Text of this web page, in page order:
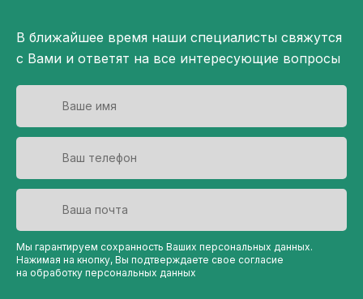
В ближайшее время наши специалисты свяжутся
с Вами и ответят на все интересующие вопросы
Мы гарантируем сохранность Ваших персональных данных.
Нажимая на кнопку, Вы подтверждаете свое согласие
на обработку персональных данных